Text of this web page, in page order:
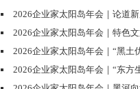
2026企业家太阳岛年会｜论道新质生产力
2026企业家太阳岛年会｜特色文旅与新消
2026企业家太阳岛年会｜“黑土
2026企业家太阳岛年会｜“东方生活美学”产业